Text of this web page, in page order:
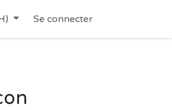
Se connecter